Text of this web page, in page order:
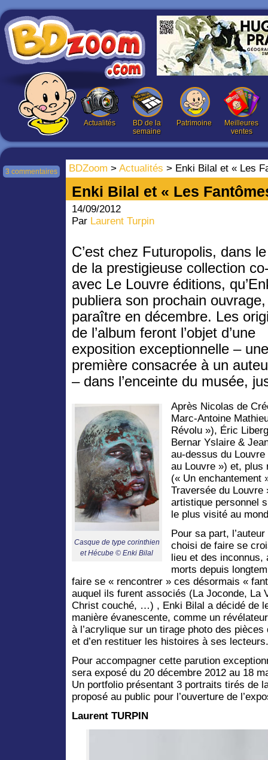
Actualités
BD de la
semaine
Patrimoine
Meilleures
ventes
BDZoom > Actualités > Enki Bilal et « Les
3 commentaires
Enki Bilal et « Les
14/09/2012
Par Laurent Turpin
C’est chez Futuropolis, dans
de la prestigieuse collection
avec Le Louvre éditions,
publiera son prochain
paraître en décembre. Les
de l’album feront l’objet d’une
exposition exceptionnelle – une
première consacrée à un
– dans l’enceinte du musée,
Casque de type corinthien
et Hécube © Enki Bilal
Après Nicolas de
Marc-Antoine
Révolu »), Éric
Bernar Yslaire &
au-dessus du
au Louvre ») et, plus
(« Un enchantement
Traversée du
artistique personnel
le plus visité au
Pour sa part,
choisi de faire se
lieu et des
morts depuis
faire se « rencontrer » ces désormais «
auquel ils furent associés (La Joconde, La
Christ couché, …) , Enki Bilal a décidé de
manière évanescente, comme un
à l’acrylique sur un tirage photo des
et d’en restituer les histoires à ses lecteurs.
Pour accompagner cette parution
sera exposé du 20 décembre 2012 au 18
Un portfolio présentant 3 portraits tirés de
proposé au public pour l’ouverture de
Laurent TURPIN